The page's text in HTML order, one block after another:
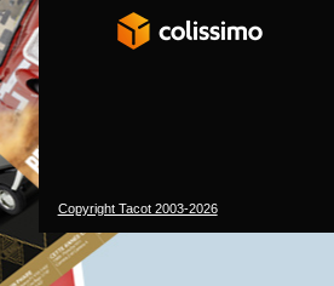
Copyright Tacot 2003-2026